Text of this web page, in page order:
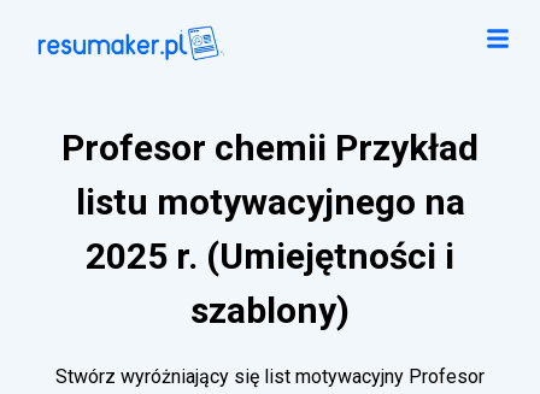
Profesor chemii Przykład
listu motywacyjnego na
2025 r. (Umiejętności i
szablony)
Stwórz wyróżniający się list motywacyjny Profesor